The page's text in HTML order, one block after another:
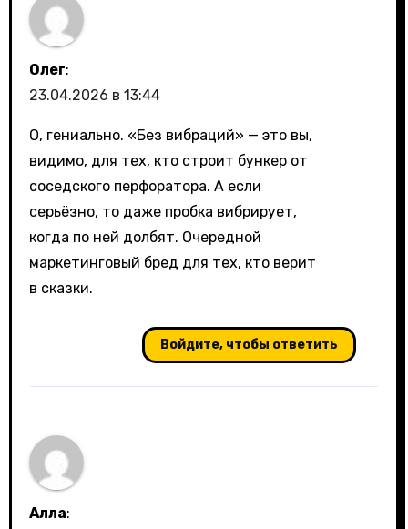
Олег:
23.04.2026 в 13:44
О, гениально. «Без вибраций» — это вы,
видимо, для тех, кто строит бункер от
соседского перфоратора. А если
серьёзно, то даже пробка вибрирует,
когда по ней долбят. Очередной
маркетинговый бред для тех, кто верит
в сказки.
Войдите, чтобы ответить
Алла: